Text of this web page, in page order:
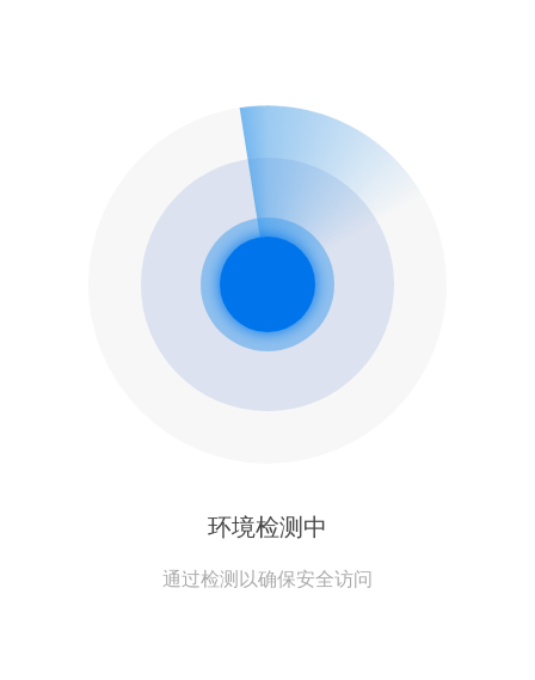
环境检测中
通过检测以确保安全访问